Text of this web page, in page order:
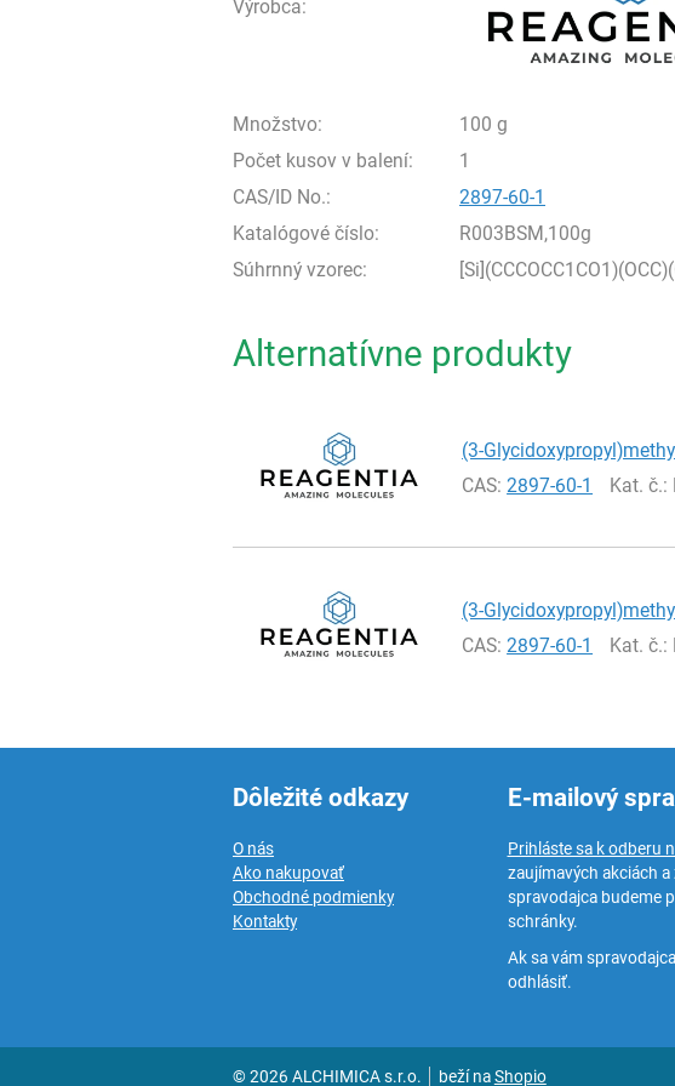
Výrobca:
Množstvo:
100 g
Počet kusov v balení:
1
CAS/ID No.:
2897-60-1
Katalógové číslo:
R003BSM,100g
Súhrnný vzorec:
Alternatívne produkty
(3-
CAS:2897-60-1 Kat. č.:
(3-
CAS:2897-60-1 Kat. č.:
Dôležité odkazy
O nás
Ako nakupovať
Obchodné podmienky
Kontakty
E-mailový
Prihláste sa k odberu
zaujímavých akciách
spravodajca budeme
schránky.
Ak sa vám
odhlásiť.
© 2026 ALCHIMICA s.r.o. beží naShopio